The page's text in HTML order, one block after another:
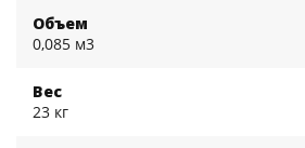
Объем
0,085 м3
Вес
23 кг